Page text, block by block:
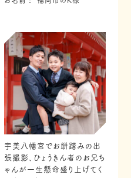
宇美八幡宮でお餅踏みの出
張撮影、ひょうきん者のお兄ち
ゃんが一生懸命盛り上げてく